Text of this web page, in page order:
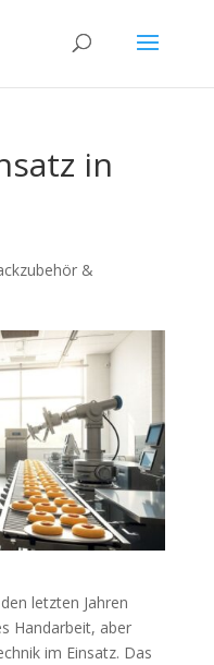
in
&
letzten Jahren
Handarbeit, aber
im Einsatz. Das